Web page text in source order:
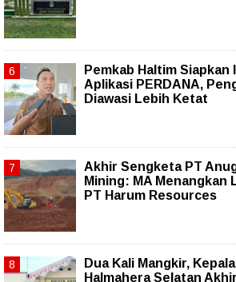
Pemkab Haltim Siapkan
Aplikasi PERDANA,
Diawasi Lebih Ketat
Akhir Sengketa PT
Mining: MA Menangkan
PT Harum Resources
Dua Kali Mangkir,
Halmahera Selatan